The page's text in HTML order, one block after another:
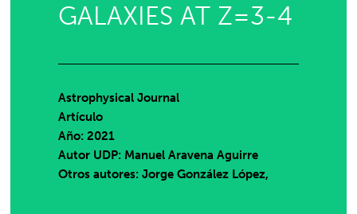
GALAXIES AT Z=3-4
Astrophysical Journal
Artículo
Año: 2021
Autor UDP: Manuel Aravena Aguirre
Otros autores: Jorge González López,